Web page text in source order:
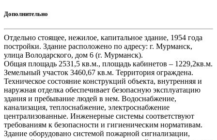
Дополнительно
Отдельно стоящее, нежилое, капитальное здание, 1954 года
постройки. Здание расположено по адресу: г. Мурманск,
улица Володарского, дом 6 (г. Мурманск).
Общая площадь 2531,5 кв.м., площадь кабинетов – 1229,2кв.м.
Земельный участок 3460,67 кв.м. Территория ограждена.
Техническое состояние конструкций объекта, внутренняя и
наружная отделка обеспечивает безопасную эксплуатацию
здания и пребывание людей в нем. Водоснабжение,
канализация, теплоснабжение, электроснабжение
централизованные. Инженерные системы соответствуют
требованиям к безопасности и гигиеническим нормативам.
Здание оборудовано системой пожарной сигнализации,